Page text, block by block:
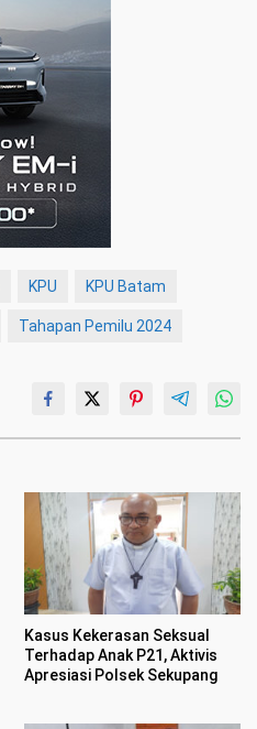
KPU KPU Batam
Tahapan Pemilu 2024
Kasus Kekerasan Seksual
Terhadap Anak P21, Aktivis
Apresiasi Polsek Sekupang